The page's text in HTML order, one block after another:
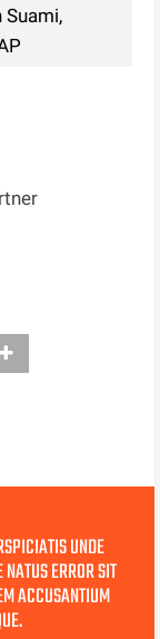
Suami,
UNDE
ERROR SIT
ACCUSANTIUM